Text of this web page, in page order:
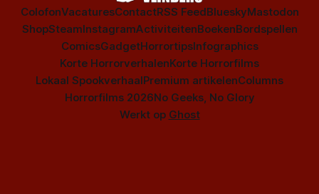
ColofonVacaturesContactRSS FeedBlueskyMastodon
ShopSteamInstagramActiviteitenBoekenBordspellen
ComicsGadgetHorrortipsInfographics
Korte HorrorverhalenKorte Horrorfilms
Lokaal SpookverhaalPremium artikelenColumns
Horrorfilms 2026No Geeks, No Glory
Werkt op Ghost